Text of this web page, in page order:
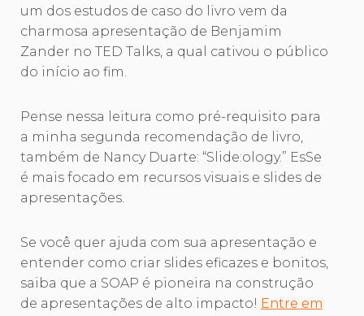
um dos estudos de caso do livro vem da
charmosa apresentação de Benjamim
Zander no TED Talks, a qual cativou o público
do início ao fim.
Pense nessa leitura como pré-requisito para
a minha segunda recomendação de livro,
também de Nancy Duarte: “Slide:ology.” EsSe
é mais focado em recursos visuais e slides de
apresentações.
Se você quer ajuda com sua apresentação e
entender como criar slides eficazes e bonitos,
saiba que a SOAP é pioneira na construção
de apresentações de alto impacto! Entre em